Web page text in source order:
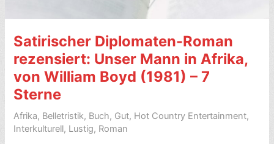
–
Sterne
Satirischer Diplomaten-Roman
rezensiert: Unser Mann in Afrika,
von William Boyd (1981) – 7
Sterne
Afrika, Belletristik, Buch, Gut, Hot Country Entertainment,
Interkulturell, Lustig, Roman